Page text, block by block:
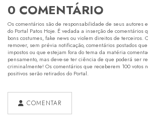
0 COMENTÁRIO
Os comentários são de responsabilidade de seus autores
do Portal Patos Hoje. É vedada a inserção de comentários
bons costumes, fake news ou violem direitos de terceiros.
remover, sem prévia notificação, comentários postados
impostos ou que estejam fora do tema da matéria
pensamento, mas deve-se ter ciência de que poderá ser
criminalmente! Os comentários que receberem 100 votos
positivos serão retirados do Portal.
COMENTAR